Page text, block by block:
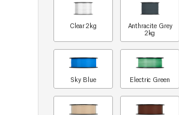
Clear 2kg
Anthracite Grey
2kg
Sky Blue Electric Green